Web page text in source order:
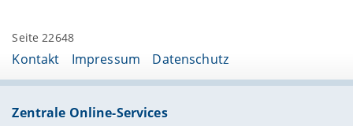
Seite 22648
Kontakt Impressum Datenschutz
Zentrale Online-Services